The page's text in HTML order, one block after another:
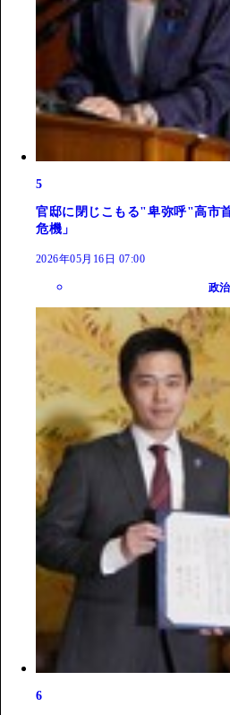
5
官邸に閉じこもる"卑弥呼"高市
危機」
2026年05月16日 07:00
政
6